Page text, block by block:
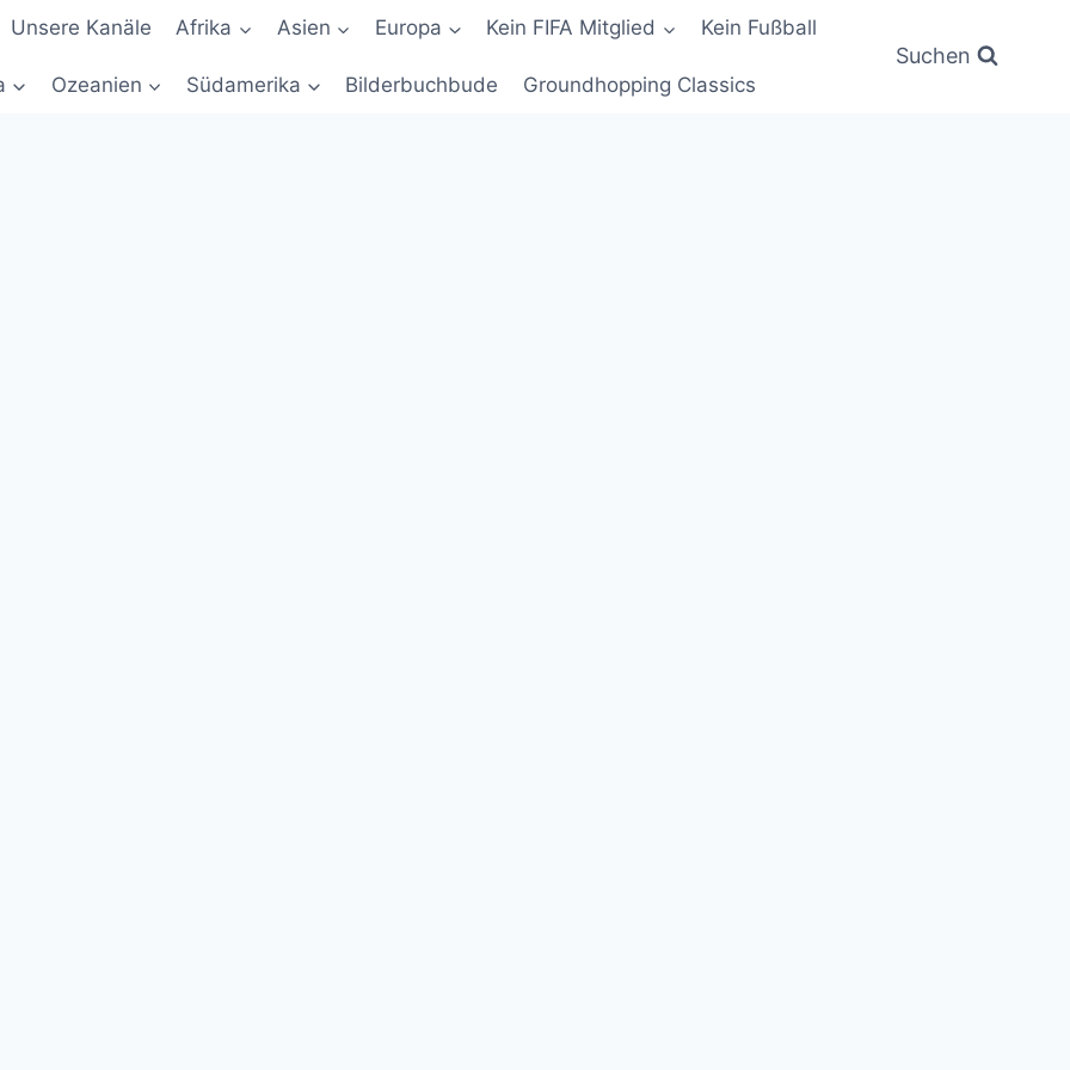
Unsere Kanäle Afrika Asien Europa Kein FIFA Mitglied Kein Fußball
Ozeanien Südamerika Bilderbuchbude Groundhopping Classics
Suchen